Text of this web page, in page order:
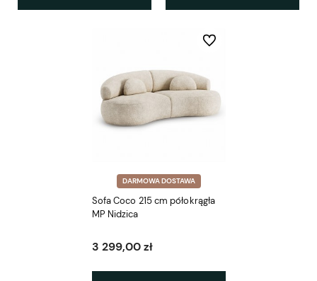
DARMOWA DOSTAWA
Sofa Coco 215 cm półokrągła
MP Nidzica
3 299,00 zł
Do ulubionych